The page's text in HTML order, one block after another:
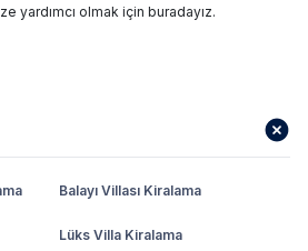
yardımcı olmak için buradayız.
Balayı Villası Kiralama
Lüks Villa Kiralama